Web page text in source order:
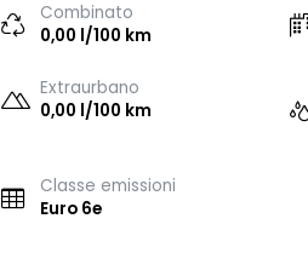
Combinato
0,00 l/100 km
Extraurbano
0,00 l/100 km
Classe emissioni
Euro 6e